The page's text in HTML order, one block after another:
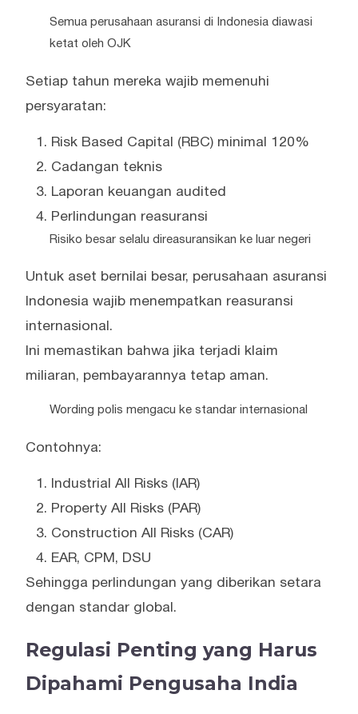
Semua perusahaan asuransi di Indonesia diawasi
ketat oleh OJK
Setiap tahun mereka wajib memenuhi
persyaratan:
Risk Based Capital (RBC) minimal 120%
Cadangan teknis
Laporan keuangan audited
Perlindungan reasuransi
Risiko besar selalu direasuransikan ke luar negeri
Untuk aset bernilai besar, perusahaan asuransi
Indonesia wajib menempatkan reasuransi
internasional.
Ini memastikan bahwa jika terjadi klaim
miliaran, pembayarannya tetap aman.
Wording polis mengacu ke standar internasional
Contohnya:
Industrial All Risks (IAR)
Property All Risks (PAR)
Construction All Risks (CAR)
EAR, CPM, DSU
Sehingga perlindungan yang diberikan setara
dengan standar global.
Regulasi Penting yang Harus
Dipahami Pengusaha India